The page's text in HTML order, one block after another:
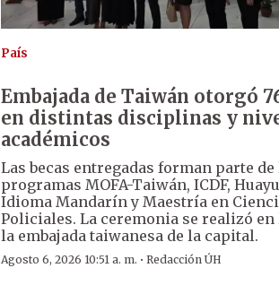
País
Embajada de Taiwán otorgó
en distintas disciplinas y
académicos
Las becas entregadas forman parte de
programas MOFA-Taiwán, ICDF,
Idioma Mandarín y Maestría en
Policiales. La ceremonia se realizó en
la embajada taiwanesa de la capital.
Agosto 6, 2026 10:51 a. m. ·Redacción ÚH